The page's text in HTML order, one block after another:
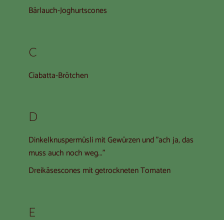
Bärlauch-Joghurtscones
C
Ciabatta-Brötchen
D
Dinkelknuspermüsli mit Gewürzen und "ach ja, das
muss auch noch weg..."
Dreikäsescones mit getrockneten Tomaten
E